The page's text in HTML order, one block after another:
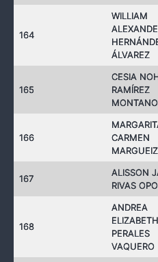
164
WILLIAM
ÁLVAREZ
165
CESIA
RAMÍREZ
MONTANO
166
CARMEN
167
ALISSON
RIVAS
168
ANDREA
ELIZABETH
PERALES
VAQUERO